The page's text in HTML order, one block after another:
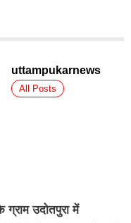
uttampukarnews
All Posts
उदोतपुरा में